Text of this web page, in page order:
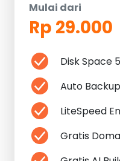
Mulai dari
Rp 29.000
Disk Space
Auto Backup
LiteSpeed
Gratis